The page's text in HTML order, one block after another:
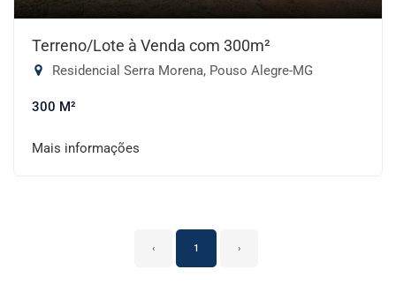
Terreno/Lote à Venda com 300m²
Residencial Serra Morena, Pouso Alegre-MG
300 M²
Mais informações
‹ 1 ›